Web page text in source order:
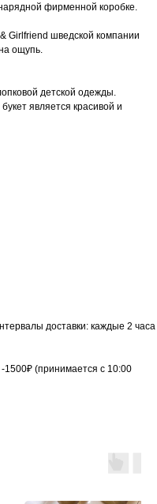
фирменной коробке.
Girlfriend шведской компании
ощупь.
детской одежды.
является красивой и
доставки: каждые 2 часа
1500₽ (принимается с 10:00